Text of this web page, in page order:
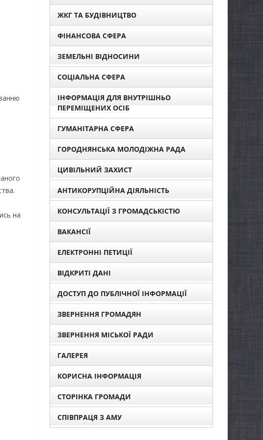
на
ЖКГ ТА БУДІВНИЦТВО
ФІНАНСОВА СФЕРА
ЗЕМЕЛЬНІ ВІДНОСИНИ
СОЦІАЛЬНА СФЕРА
ІНФОРМАЦІЯ ДЛЯ ВНУТРІШНЬО
ПЕРЕМІЩЕНИХ ОСІБ
ГУМАНІТАРНА СФЕРА
ГОРОДНЯНСЬКА МОЛОДІЖНА РАДА
ЦИВІЛЬНИЙ ЗАХИСТ
АНТИКОРУПЦІЙНА ДІЯЛЬНІСТЬ
КОНСУЛЬТАЦІЇ З ГРОМАДСЬКІСТЮ
ВАКАНСІЇ
ЕЛЕКТРОННІ ПЕТИЦІЇ
ВІДКРИТІ ДАНІ
ДОСТУП ДО ПУБЛІЧНОЇ ІНФОРМАЦІЇ
ЗВЕРНЕННЯ ГРОМАДЯН
ЗВЕРНЕННЯ МІСЬКОЇ РАДИ
ГАЛЕРЕЯ
КОРИСНА ІНФОРМАЦІЯ
СТОРІНКА ГРОМАДИ
СПІВПРАЦЯ З АМУ